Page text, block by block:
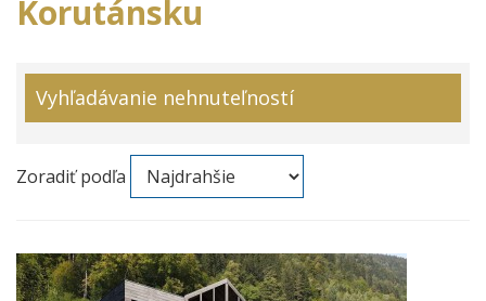
Korutánsku
Vyhľadávanie nehnuteľností
Zoradiť podľa